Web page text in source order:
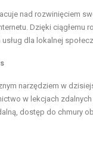
nad rozwinięciem
Dzięki
dla lokalnej
narzędziem w
w lekcjach
dostęp do chmury